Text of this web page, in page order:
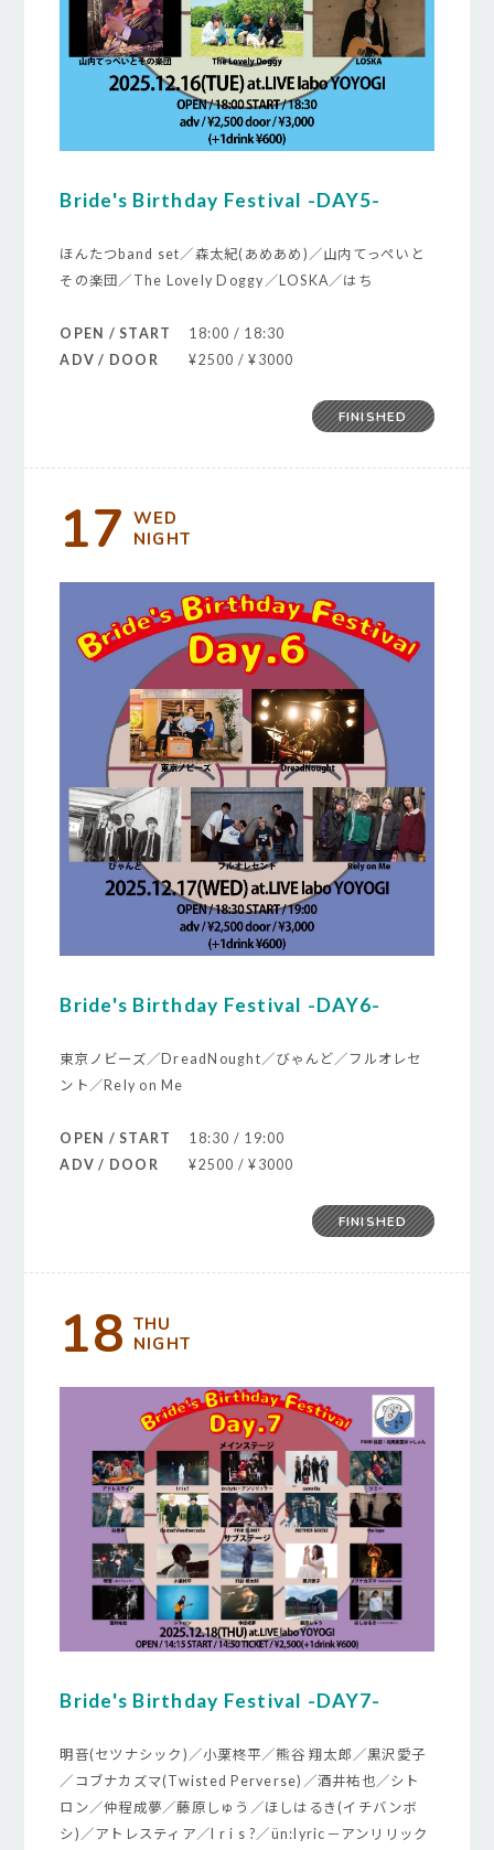
Bride's Birthday Festival -DAY5-
ほんたつband set／森太紀(あめあめ)／山内てっぺいと
その楽団／The Lovely Doggy／LOSKA／はち
OPEN / START
18:00 / 18:30
ADV / DOOR
¥2500 / ¥3000
FINISHED
17 WED
NIGHT
Bride's Birthday Festival -DAY6-
東京ノビーズ／DreadNought／びゃんど／フルオレセ
ント／Rely on Me
OPEN / START
18:30 / 19:00
ADV / DOOR
¥2500 / ¥3000
FINISHED
18 THU
NIGHT
Bride's Birthday Festival -DAY7-
明音(セツナシック)／小栗柊平／熊谷 翔太郎／黒沢愛子
／コブナカズマ(Twisted Perverse)／酒井祐也／シト
ロン／仲程成夢／藤原しゅう／ほしはるき(イチバンボ
シ)／アトレスティア／I r i s ?／ün:lyric－アンリリック